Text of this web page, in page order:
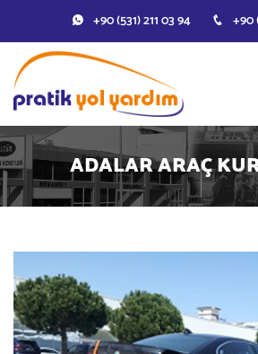
+90 (531) 211 03 94 +90
ADALAR ARAÇ